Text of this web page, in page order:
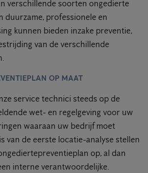
verschillende soorten ongedierte
duurzame, professionele en
kunnen bieden inzake preventie,
van de verschillende
OP MAAT
service technici steeds op de
wet- en regelgeving voor uw
waaraan uw bedrijf moet
van de eerste locatie-analyse stellen
op, al dan
interne verantwoordelijke.